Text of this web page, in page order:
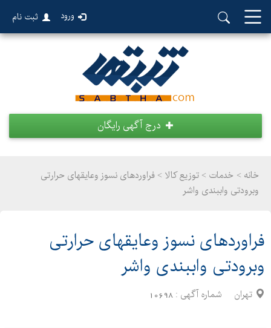
ورود ثبت نام
درج آگهی رایگان
خانه > خدمات > توزیع کالا > فراوردهای نسوز وعایقهای حرارتی
وبرودتی واببندی واشر
فراوردهای نسوز وعایقهای حرارتی
وبرودتی واببندی واشر
تهران شماره آگهی : 10698